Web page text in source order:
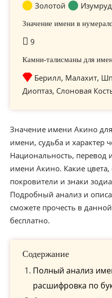
Золотой
Значение имени в
9
Камни-талисманы для
Берилл, Малахит,
Диоптаз, Слоновая
Значение имени Акино
имени, судьба и характер
Национальность, перевод
имени Акино. Какие цвета,
покровители и знаки
Подробный анализ и
сможете прочесть в
бесплатно.
Содержание
Полный анализ
расшифровка по